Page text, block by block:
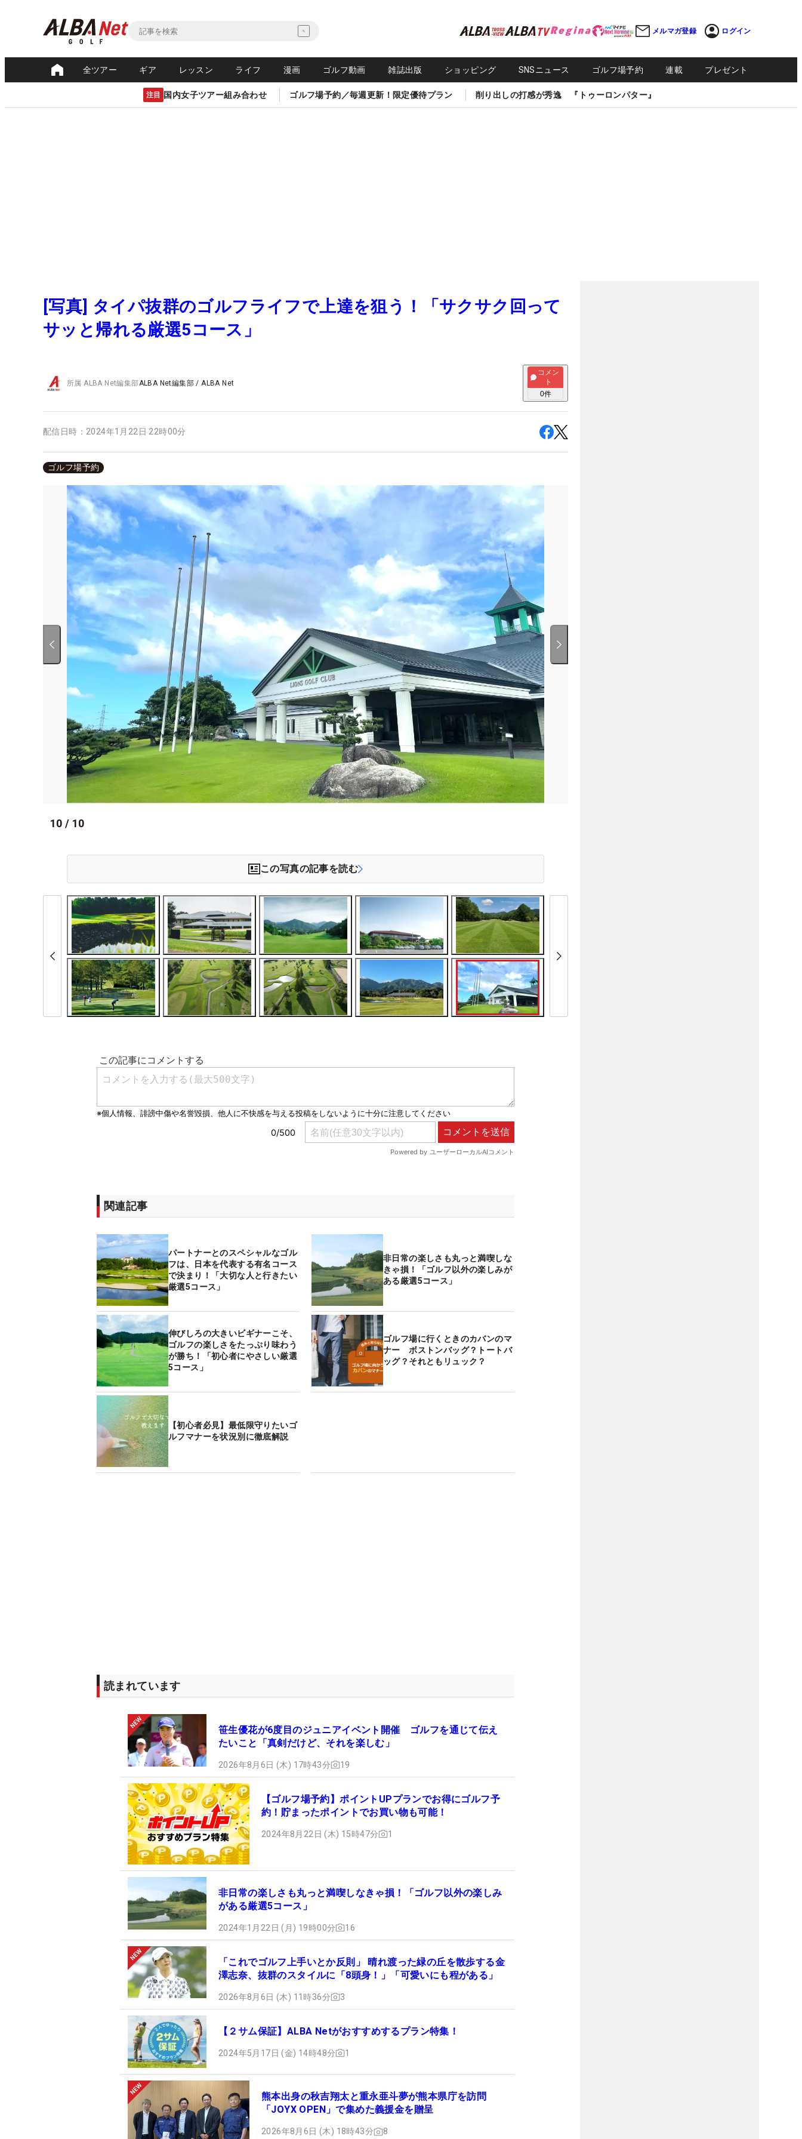
メルマガ登録 ログイン
全ツアー ギア レッスン ライフ 漫画 ゴルフ動画 雑誌出版 ショッピング SNSニュース ゴルフ場予約 連載 プレゼント
注目 国内女子ツアー組み合わせ ゴルフ場予約／毎週更新！限定優待プラン 削り出しの打感が秀逸 『トゥーロンパター』
[写真] タイパ抜群のゴルフライフで上達を狙う！「サクサク回って
サッと帰れる厳選5コース」
所属ALBA Net編集部ALBA Net編集部 /ALBA Net
コメン
ト
0件
配信日時： 2024年1月22日 22時00分
ゴルフ場予約
10 / 10
この写真の記事を読む
関連記事
パートナーとのスペシャルなゴル
フは、日本を代表する有名コース
で決まり！「大切な人と行きたい
厳選5コース」
非日常の楽しさも丸っと満喫しな
きゃ損！「ゴルフ以外の楽しみが
ある厳選5コース」
伸びしろの大きいビギナーこそ、
ゴルフの楽しさをたっぷり味わう
が勝ち！「初心者にやさしい厳選
5コース」
ゴルフ場に行くときのカバンのマ
ナー ボストンバッグ？トートバ
ッグ？それともリュック？
【初心者必見】最低限守りたいゴ
ルフマナーを状況別に徹底解説
読まれています
笹生優花が6度目のジュニアイベント開催 ゴルフを通じて伝え
たいこと「真剣だけど、それを楽しむ」
2026年8月6日 (木) 17時43分 19
【ゴルフ場予約】ポイントUPプランでお得にゴルフ予
約！貯まったポイントでお買い物も可能！
2024年8月22日 (木) 15時47分 1
非日常の楽しさも丸っと満喫しなきゃ損！「ゴルフ以外の楽しみ
がある厳選5コース」
2024年1月22日 (月) 19時00分 16
「これでゴルフ上手いとか反則」 晴れ渡った緑の丘を散歩する金
澤志奈、抜群のスタイルに「8頭身！」「可愛いにも程がある」
2026年8月6日 (木) 11時36分 3
【２サム保証】ALBA Netがおすすめするプラン特集！
2024年5月17日 (金) 14時48分 1
熊本出身の秋吉翔太と重永亜斗夢が熊本県庁を訪問
「JOYX OPEN」で集めた義援金を贈呈
2026年8月6日 (木) 18時43分 8